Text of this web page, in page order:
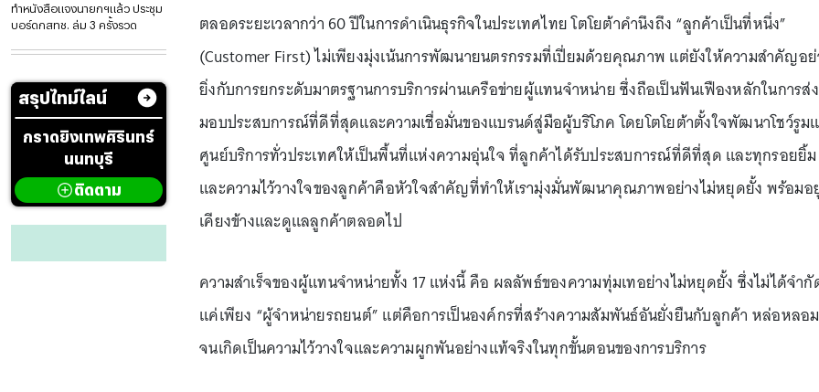
ทำหนังสือแจงนายกฯแล้ว ประชุม
บอร์ดกสทช. ล่ม 3 ครั้งรวด
สรุปไทม์ไลน์
กราดยิงเทพศิรินทร์
นนทบุรี
ติดตาม
ตลอดระยะเวลากว่า 60 ปีในการดำเนินธุรกิจในประเทศไทย โตโยต้าคำนึงถึง “ลูกค้าเป็นที่หนึ่ง”
(Customer First) ไม่เพียงมุ่งเน้นการพัฒนายนตรกรรมที่เปี่ยมด้วยคุณภาพ แต่ยังให้ความสำคัญอย่
ยิ่งกับการยกระดับมาตรฐานการบริการผ่านเครือข่ายผู้แทนจำหน่าย ซึ่งถือเป็นฟันเฟืองหลักในการส่ง
มอบประสบการณ์ที่ดีที่สุดและความเชื่อมั่นของแบรนด์สู่มือผู้บริโภค โดยโตโยต้าตั้งใจพัฒนาโชว์รูม
ศูนย์บริการทั่วประเทศให้เป็นพื้นที่แห่งความอุ่นใจ ที่ลูกค้าได้รับประสบการณ์ที่ดีที่สุด และทุกรอยยิ้ม
และความไว้วางใจของลูกค้าคือหัวใจสำคัญที่ทำให้เรามุ่งมั่นพัฒนาคุณภาพอย่างไม่หยุดยั้ง พร้อมอ
เคียงข้างและดูแลลูกค้าตลอดไป
ความสำเร็จของผู้แทนจำหน่ายทั้ง 17 แห่งนี้ คือ ผลลัพธ์ของความทุ่มเทอย่างไม่หยุดยั้ง ซึ่งไม่ได้จำกั
แค่เพียง “ผู้จำหน่ายรถยนต์” แต่คือการเป็นองค์กรที่สร้างความสัมพันธ์อันยั่งยืนกับลูกค้า หล่อหลอม
จนเกิดเป็นความไว้วางใจและความผูกพันอย่างแท้จริงในทุกขั้นตอนของการบริการ